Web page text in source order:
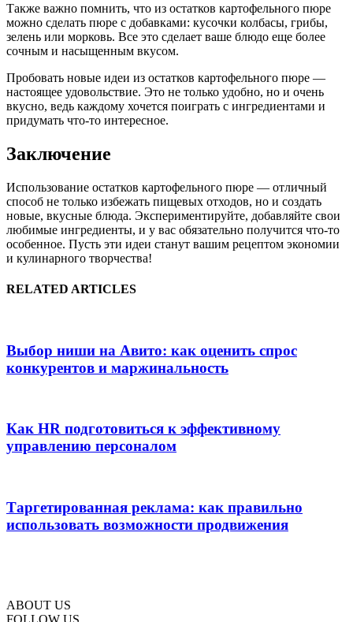
Также важно помнить, что из остатков картофельного пюре
можно сделать пюре с добавками: кусочки колбасы, грибы,
зелень или морковь. Все это сделает ваше блюдо еще более
сочным и насыщенным вкусом.
Пробовать новые идеи из остатков картофельного пюре —
настоящее удовольствие. Это не только удобно, но и очень
вкусно, ведь каждому хочется поиграть с ингредиентами и
придумать что-то интересное.
Заключение
Использование остатков картофельного пюре — отличный
способ не только избежать пищевых отходов, но и создать
новые, вкусные блюда. Экспериментируйте, добавляйте свои
любимые ингредиенты, и у вас обязательно получится что-то
особенное. Пусть эти идеи станут вашим рецептом экономии
и кулинарного творчества!
RELATED ARTICLES
Выбор ниши на Авито: как оценить спрос
конкурентов и маржинальность
Как HR подготовиться к эффективному
управлению персоналом
Таргетированная реклама: как правильно
использовать возможности продвижения
ABOUT US